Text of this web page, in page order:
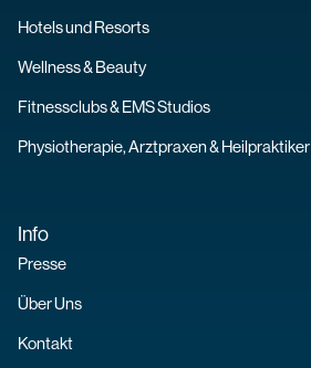
Hotels und Resorts
Wellness & Beauty
Fitnessclubs & EMS Studios
Physiotherapie, Arztpraxen & Heilpraktiker
Info
Presse
Über Uns
Kontakt